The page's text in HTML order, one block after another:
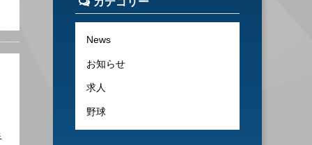
News
お知らせ
求人
野球